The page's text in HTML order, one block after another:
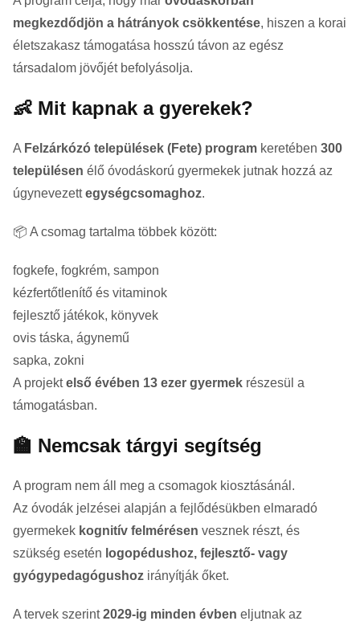
megkezdődjön a hátrányok csökkentése, hiszen a korai
életszakasz támogatása hosszú távon az egész
társadalom jövőjét befolyásolja.
👶 Mit kapnak a gyerekek?
A Felzárkózó települések (Fete) program keretében 300
településen élő óvodáskorú gyermekek jutnak hozzá az
úgynevezettegységcsomaghoz.
📦 A csomag tartalma többek között:
fogkefe, fogkrém, sampon
kézfertőtlenítő és vitaminok
fejlesztő játékok, könyvek
ovis táska, ágynemű
sapka, zokni
A projektelső évében 13 ezer gyermek részesül a
támogatásban.
🏫 Nemcsak tárgyi segítség
A program nem áll meg a csomagok kiosztásánál.
Az óvodák jelzései alapján a fejlődésükben elmaradó
gyermekek kognitív felmérésen vesznek részt, és
szükség esetén logopédushoz, fejlesztő- vagy
gyógypedagógushoz irányítják őket.
A tervek szerint2029-ig minden évben eljutnak az